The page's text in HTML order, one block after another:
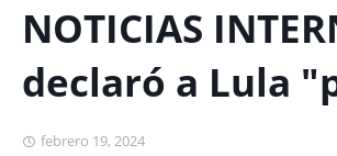
NOTICIAS
declaró a Lula
febrero 19, 2024